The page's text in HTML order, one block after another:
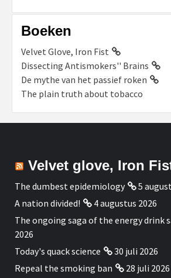
Boeken
Velvet Glove, Iron Fist
Dissecting Antismokers'' Brains
De mythe van het passief roken
The plain truth about tobacco
Velvet glove, Iron
The dumbest epidemiology
5
A nation divided!
4 augustus 2026
The ongoing saga of the energy drink
2026
Today's quack science
30 juli 2026
Repeal the smoking ban
28 juli 2026